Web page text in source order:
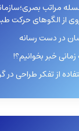
مراتب
از الگوهای حرکت
در دست رسانه
خبر بخوانیم؟!
از تفکر طراحی در